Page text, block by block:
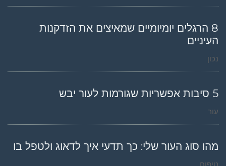
8 הרגלים יומיומיים שמאיצים את הזדקנות
העיניים
נכון
5 סיבות אפשריות שגורמות לעור יבש
עור
מהו סוג העור שלי: כך תדעי איך לדאוג ולטפל בו